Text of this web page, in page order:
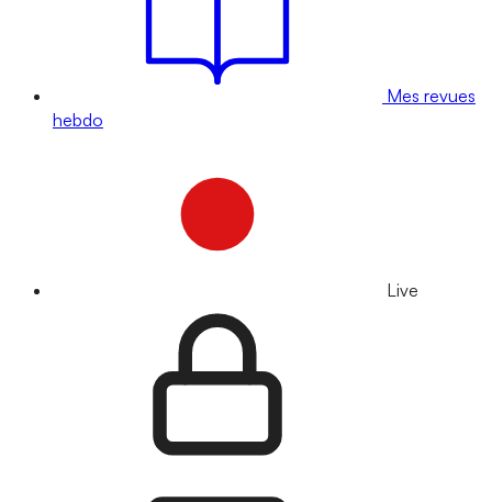
Mes revues
hebdo
Live